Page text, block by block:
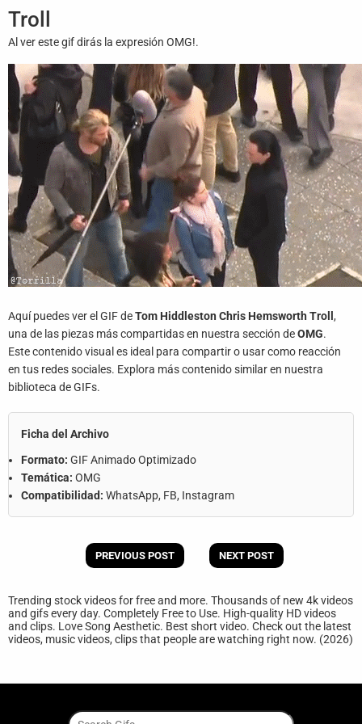
Archivo
Gifs
Terminos
Y
Condiciones
Política
De
Cookies
Política
De
Contáctanos
Troll
Al ver este gif dirás la expresión OMG!.
Aquí puedes ver el GIF deTom Hiddleston Chris Hemsworth Troll ,
una de las piezas más compartidas en nuestra sección deOMG.
Este contenido visual es ideal para compartir o usar como reacción
en tus redes sociales. Explora más contenido similar en nuestra
biblioteca de GIFs.
Ficha del Archivo
Formato: GIF Animado Optimizado
Temática: OMG
Compatibilidad: WhatsApp, FB, Instagram
PREVIOUS POST NEXT POST
Trending stock videos for free and more. Thousands of new 4k videos
and gifs every day. Completely Free to Use. High-quality HD videos
and clips. Love Song Aesthetic. Best short video. Check out the latest
videos, music videos, clips that people are watching right now. (2026)